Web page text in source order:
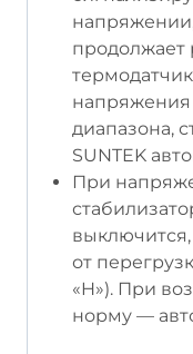
продолжает
напряжения
диапазона,
SUNTEK
При
от
«H»). При
норму —